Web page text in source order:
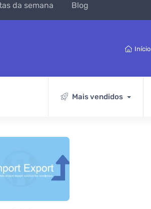
da semana Blog
Início
Mais vendidos